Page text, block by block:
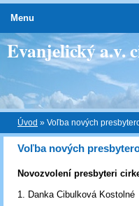
Evanjelický a.v.
Úvod » Voľba nových
Voľba nových
Novozvolení presbyteri
1. Danka Cibulková Kostolné
Menu